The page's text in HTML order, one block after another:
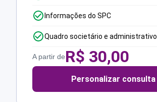
Informações do SPC
Quadro societário e administrativo
A partir deR$ 30,00
Personalizar consulta